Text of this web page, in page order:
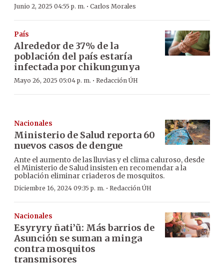
Junio 2, 2025 04:55 p. m. · Carlos Morales
País
Alrededor de 37% de la
población del país estaría
infectada por chikungunya
Mayo 26, 2025 05:04 p. m. · Redacción ÚH
Nacionales
Ministerio de Salud reporta 60
nuevos casos de dengue
Ante el aumento de las lluvias y el clima caluroso, desde
el Ministerio de Salud insisten en recomendar a la
población eliminar criaderos de mosquitos.
Diciembre 16, 2024 09:35 p. m. · Redacción ÚH
Nacionales
Esyryry ñati’ũ: Más barrios de
Asunción se suman a minga
contra mosquitos
transmisores